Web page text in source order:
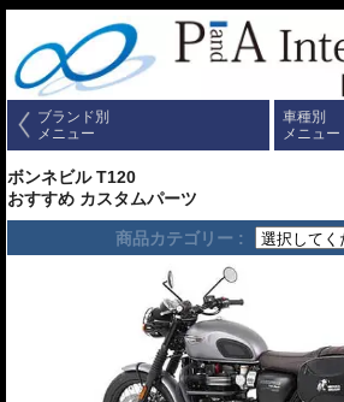
ブランド別
メニュー
車種別
メニュー
ボンネビル T120
おすすめ カスタムパーツ
商品カテゴリー :